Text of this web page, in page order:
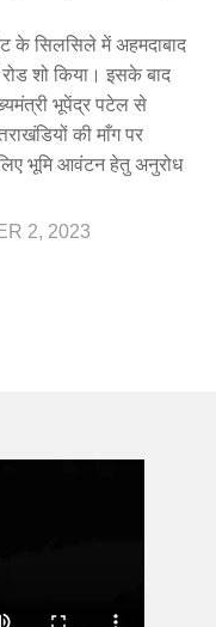
के सिलसिले में अहमदाबाद
शो किया। इसके बाद
भूपेंद्र पटेल से
की माँग पर
भूमि आवंटन हेतु अनुरोध
2, 2023